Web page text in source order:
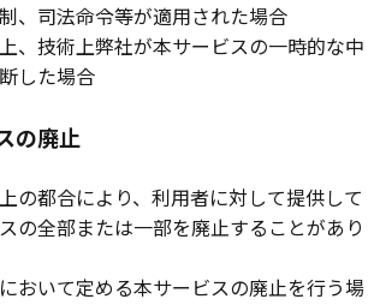
、司法命令等が適用された場合
、技術上弊社が本サービスの一時的な中
した場合
の廃止
の都合により、利用者に対して提供して
の全部または一部を廃止することがあり
おいて定める本サービスの廃止を行う場